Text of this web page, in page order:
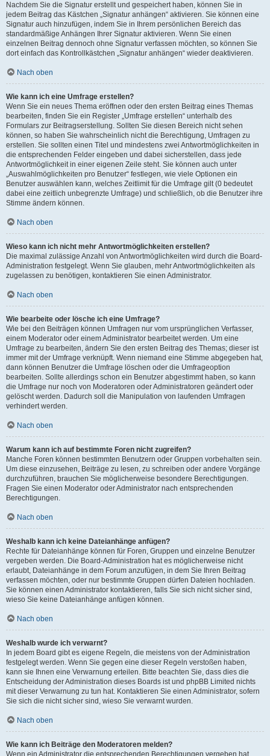
Nachdem Sie die Signatur erstellt und gespeichert haben, können Sie in
jedem Beitrag das Kästchen „Signatur anhängen“ aktivieren. Sie können eine
Signatur auch hinzufügen, indem Sie in Ihrem persönlichen Bereich das
standardmäßige Anhängen Ihrer Signatur aktivieren. Wenn Sie einen
einzelnen Beitrag dennoch ohne Signatur verfassen möchten, so können Sie
dort einfach das Kontrollkästchen „Signatur anhängen“ wieder deaktivieren.
Nach oben
Wie kann ich eine Umfrage erstellen?
Wenn Sie ein neues Thema eröffnen oder den ersten Beitrag eines Themas
bearbeiten, finden Sie ein Register „Umfrage erstellen“ unterhalb des
Formulars zur Beitragserstellung. Sollten Sie diesen Bereich nicht sehen
können, so haben Sie wahrscheinlich nicht die Berechtigung, Umfragen zu
erstellen. Sie sollten einen Titel und mindestens zwei Antwortmöglichkeiten in
die entsprechenden Felder eingeben und dabei sicherstellen, dass jede
Antwortmöglichkeit in einer eigenen Zeile steht. Sie können auch unter
„Auswahlmöglichkeiten pro Benutzer“ festlegen, wie viele Optionen ein
Benutzer auswählen kann, welches Zeitlimit für die Umfrage gilt (0 bedeutet
dabei eine zeitlich unbegrenzte Umfrage) und schließlich, ob die Benutzer ihre
Stimme ändern können.
Nach oben
Wieso kann ich nicht mehr Antwortmöglichkeiten erstellen?
Die maximal zulässige Anzahl von Antwortmöglichkeiten wird durch die Board-
Administration festgelegt. Wenn Sie glauben, mehr Antwortmöglichkeiten als
zugelassen zu benötigen, kontaktieren Sie einen Administrator.
Nach oben
Wie bearbeite oder lösche ich eine Umfrage?
Wie bei den Beiträgen können Umfragen nur vom ursprünglichen Verfasser,
einem Moderator oder einem Administrator bearbeitet werden. Um eine
Umfrage zu bearbeiten, ändern Sie den ersten Beitrag des Themas; dieser ist
immer mit der Umfrage verknüpft. Wenn niemand eine Stimme abgegeben hat,
dann können Benutzer die Umfrage löschen oder die Umfrageoption
bearbeiten. Sollte allerdings schon ein Benutzer abgestimmt haben, so kann
die Umfrage nur noch von Moderatoren oder Administratoren geändert oder
gelöscht werden. Dadurch soll die Manipulation von laufenden Umfragen
verhindert werden.
Nach oben
Warum kann ich auf bestimmte Foren nicht zugreifen?
Manche Foren können bestimmten Benutzern oder Gruppen vorbehalten sein.
Um diese einzusehen, Beiträge zu lesen, zu schreiben oder andere Vorgänge
durchzuführen, brauchen Sie möglicherweise besondere Berechtigungen.
Fragen Sie einen Moderator oder Administrator nach entsprechenden
Berechtigungen.
Nach oben
Weshalb kann ich keine Dateianhänge anfügen?
Rechte für Dateianhänge können für Foren, Gruppen und einzelne Benutzer
vergeben werden. Die Board-Administration hat es möglicherweise nicht
erlaubt, Dateianhänge in dem Forum anzufügen, in dem Sie Ihren Beitrag
verfassen möchten, oder nur bestimmte Gruppen dürfen Dateien hochladen.
Sie können einen Administrator kontaktieren, falls Sie sich nicht sicher sind,
wieso Sie keine Dateianhänge anfügen können.
Nach oben
Weshalb wurde ich verwarnt?
In jedem Board gibt es eigene Regeln, die meistens von der Administration
festgelegt werden. Wenn Sie gegen eine dieser Regeln verstoßen haben,
kann sie Ihnen eine Verwarnung erteilen. Bitte beachten Sie, dass dies die
Entscheidung der Administration dieses Boards ist und phpBB Limited nichts
mit dieser Verwarnung zu tun hat. Kontaktieren Sie einen Administrator, sofern
Sie sich die nicht sicher sind, wieso Sie verwarnt wurden.
Nach oben
Wie kann ich Beiträge den Moderatoren melden?
Wenn ein Administrator die entsprechenden Berechtigungen vergeben hat,